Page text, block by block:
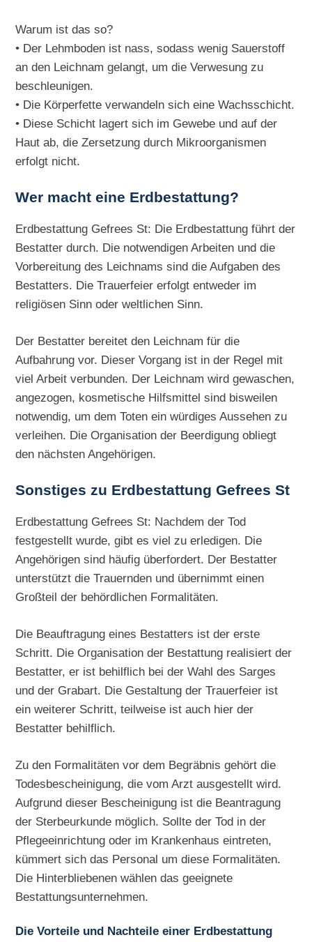
Warum ist das so?
• Der Lehmboden ist nass, sodass wenig Sauerstoff
an den Leichnam gelangt, um die Verwesung zu
beschleunigen.
• Die Körperfette verwandeln sich eine Wachsschicht.
• Diese Schicht lagert sich im Gewebe und auf der
Haut ab, die Zersetzung durch Mikroorganismen
erfolgt nicht.
Wer macht eine Erdbestattung?
Erdbestattung Gefrees St: Die Erdbestattung führt der
Bestatter durch. Die notwendigen Arbeiten und die
Vorbereitung des Leichnams sind die Aufgaben des
Bestatters. Die Trauerfeier erfolgt entweder im
religiösen Sinn oder weltlichen Sinn.
Der Bestatter bereitet den Leichnam für die
Aufbahrung vor. Dieser Vorgang ist in der Regel mit
viel Arbeit verbunden. Der Leichnam wird gewaschen,
angezogen, kosmetische Hilfsmittel sind bisweilen
notwendig, um dem Toten ein würdiges Aussehen zu
verleihen. Die Organisation der Beerdigung obliegt
den nächsten Angehörigen.
Sonstiges zu Erdbestattung Gefrees St
Erdbestattung Gefrees St: Nachdem der Tod
festgestellt wurde, gibt es viel zu erledigen. Die
Angehörigen sind häufig überfordert. Der Bestatter
unterstützt die Trauernden und übernimmt einen
Großteil der behördlichen Formalitäten.
Die Beauftragung eines Bestatters ist der erste
Schritt. Die Organisation der Bestattung realisiert der
Bestatter, er ist behilflich bei der Wahl des Sarges
und der Grabart. Die Gestaltung der Trauerfeier ist
ein weiterer Schritt, teilweise ist auch hier der
Bestatter behilflich.
Zu den Formalitäten vor dem Begräbnis gehört die
Todesbescheinigung, die vom Arzt ausgestellt wird.
Aufgrund dieser Bescheinigung ist die Beantragung
der Sterbeurkunde möglich. Sollte der Tod in der
Pflegeeinrichtung oder im Krankenhaus eintreten,
kümmert sich das Personal um diese Formalitäten.
Die Hinterbliebenen wählen das geeignete
Bestattungsunternehmen.
Die Vorteile und Nachteile einer Erdbestattung